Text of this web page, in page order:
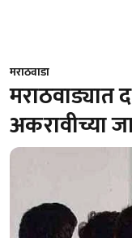
मराठवाडा
मराठवाड्यात
अकरावीच्या